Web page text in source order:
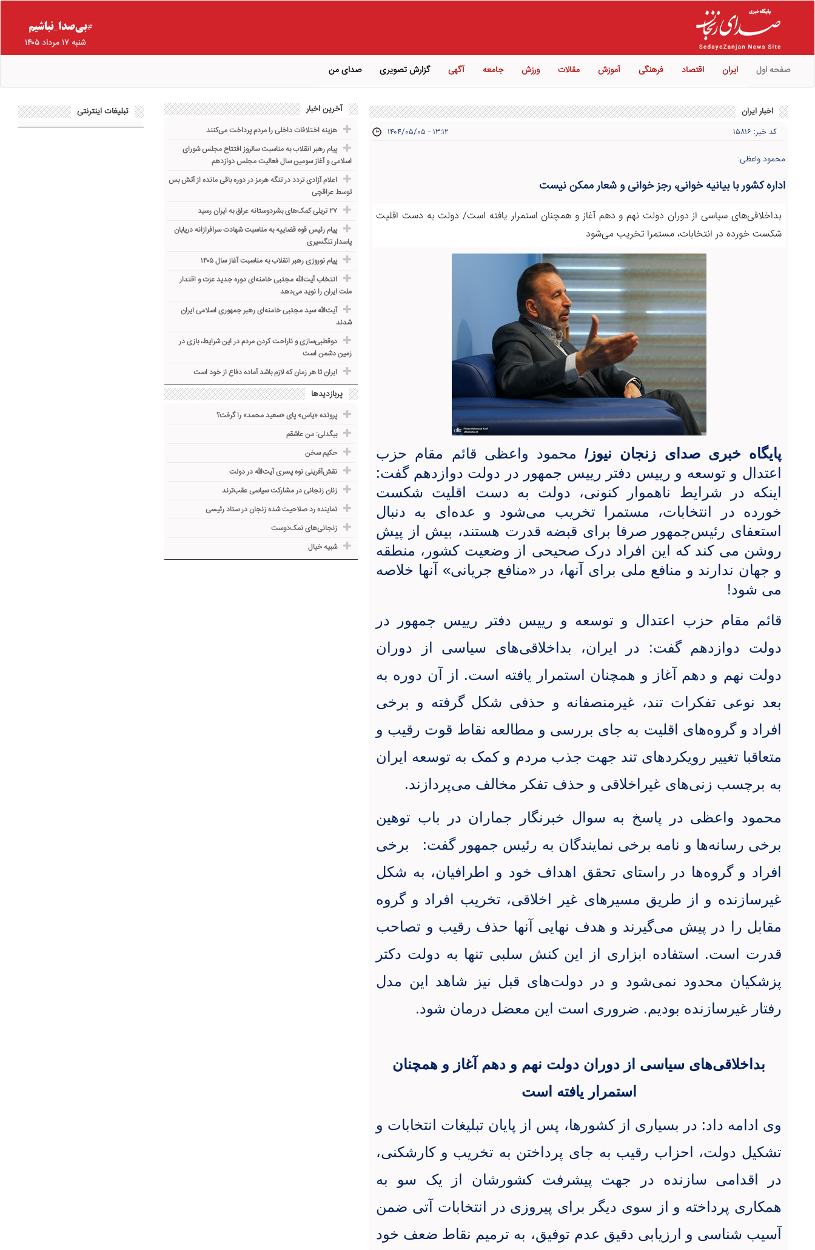
شنبه ۱۷ مرداد ۱۴۰۵
صفحه اول ایران اقتصاد فرهنگی آموزش مقالات ورزش جامعه آگهی گزارش تصویری صدای من
اخبار ایران
کد خبر: ۱۵۸۱۶ ۱۴۰۴/۰۵/۰۵ - ۱۳:۱۲
محمود واعظی:
اداره کشور با بیانیه خوانی، رجز خوانی و شعار ممکن نیست
بداخلاقی‌های سیاسی از دوران دولت نهم و دهم آغاز و همچنان استمرار یافته است/ دولت به دست اقلیت
شکست خورده در انتخابات، مستمرا تخریب می‌شود
پایگاه خبری صدای زنجان نیوز/محمود واعظی قائم مقام حزب
اعتدال و توسعه و رییس دفتر رییس جمهور در دولت دوازدهم گفت:
اینکه در شرایط ناهموار کنونی، دولت به دست اقلیت شکست
خورده در انتخابات، مستمرا تخریب می‌شود و عده‌ای به دنبال
استعفای رئیس‌جمهور صرفا برای قبضه قدرت هستند، بیش از پیش
روشن می کند که این افراد درک صحیحی از وضعیت کشور، منطقه
و جهان ندارند و منافع ملی برای آنها، در «منافع جریانی» آنها خلاصه
می شود!
قائم مقام حزب اعتدال و توسعه و رییس دفتر رییس جمهور در
دولت دوازدهم گفت:
در ایران، بداخلاقی‌های سیاسی از دوران
دولت نهم و دهم آغاز و همچنان استمرار یافته است. از آن دوره به
بعد نوعی تفکرات تند، غیرمنصفانه و حذفی شکل گرفته و برخی
افراد و گروه‌های اقلیت به جای بررسی و مطالعه نقاط قوت رقیب و
متعاقبا تغییر رویکردهای تند جهت جذب مردم و کمک به توسعه ایران
به برچسب زنی‌های غیراخلاقی و حذف تفکر مخالف می‌پردازند.
محمود واعظی در پاسخ به سوال خبرنگار جماران در باب توهین
برخی رسانه‌ها و نامه برخی نمایندگان به رئیس جمهور گفت: برخی
افراد و گروه‌ها در راستای تحقق اهداف خود و اطرافیان، به شکل
غیرسازنده و از طریق مسیرهای غیر اخلاقی، تخریب افراد و گروه
مقابل را در پیش می‌گیرند و هدف نهایی آنها حذف رقیب و تصاحب
قدرت است. استفاده ابزاری از این کنش سلبی تنها به دولت دکتر
پزشکیان محدود نمی‌شود و در دولت‌های قبل نیز شاهد این مدل
رفتار غیرسازنده بودیم. ضروری است این معضل درمان شود.
بداخلاقی‌های سیاسی از دوران دولت نهم و دهم آغاز و همچنان
استمرار یافته است
وی ادامه داد: در بسیاری از کشورها، پس از پایان تبلیغات انتخابات و
تشکیل دولت، احزاب رقیب به جای پرداختن به تخریب و کارشکنی،
در اقدامی سازنده در جهت پیشرفت کشورشان از یک سو به
همکاری پرداخته و از سوی دیگر برای پیروزی در انتخابات آتی ضمن
آسیب شناسی و ارزیابی دقیق عدم توفیق، به ترمیم نقاط ضعف خود
آخرین اخبار
هزینه اختلافات داخلی را مردم پرداخت می‌کنند
پیام رهبر انقلاب به مناسبت سالروز افتتاح مجلس شورای
اسلامی و آغاز سومین سال فعالیت مجلس دوازدهم
اعلام آزادی تردد در تنگه هرمز در دوره باقی مانده از آتش بس
توسط عراقچی
۲۷ تریلی کمک‌های بشردوستانه عراق به ایران رسید
پیام رئیس قوه قضاییه به مناسبت شهادت سرافرازانه دریابان
پاسدار تنگسیری
پیام نوروزی رهبر انقلاب به مناسبت آغاز سال ۱۴۰۵
انتخاب آیت‌الله مجتبی خامنه‌ای دوره جدید عزت و اقتدار
ملت ایران را نوید می‌دهد
آیت‌الله سید مجتبی خامنه‌ای رهبر جمهوری اسلامی ایران
شدند
دوقطبی‌سازی و ناراحت کردن مردم در این شرایط، بازی در
زمین دشمن است
ایران تا هر زمان که لازم باشد آماده دفاع از خود است
پربازدیدها
پرونده «یاس» پای «سعید محمد» را گرفت؟
بیگدلی: من عاشقم
حکیم سخن
نقش‌آفرینی نوه پسری آیت‌الله در دولت
زنان زنجانی در مشارکت سیاسی عقب‌ترند
نماینده رد صلاحیت شده زنجان در ستاد رئیسی
زنجانی‌های نمک‌دوست
شبیه خیال
تبلیغات اینترنتی